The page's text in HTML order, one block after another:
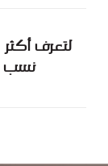
لتعرف
نسب